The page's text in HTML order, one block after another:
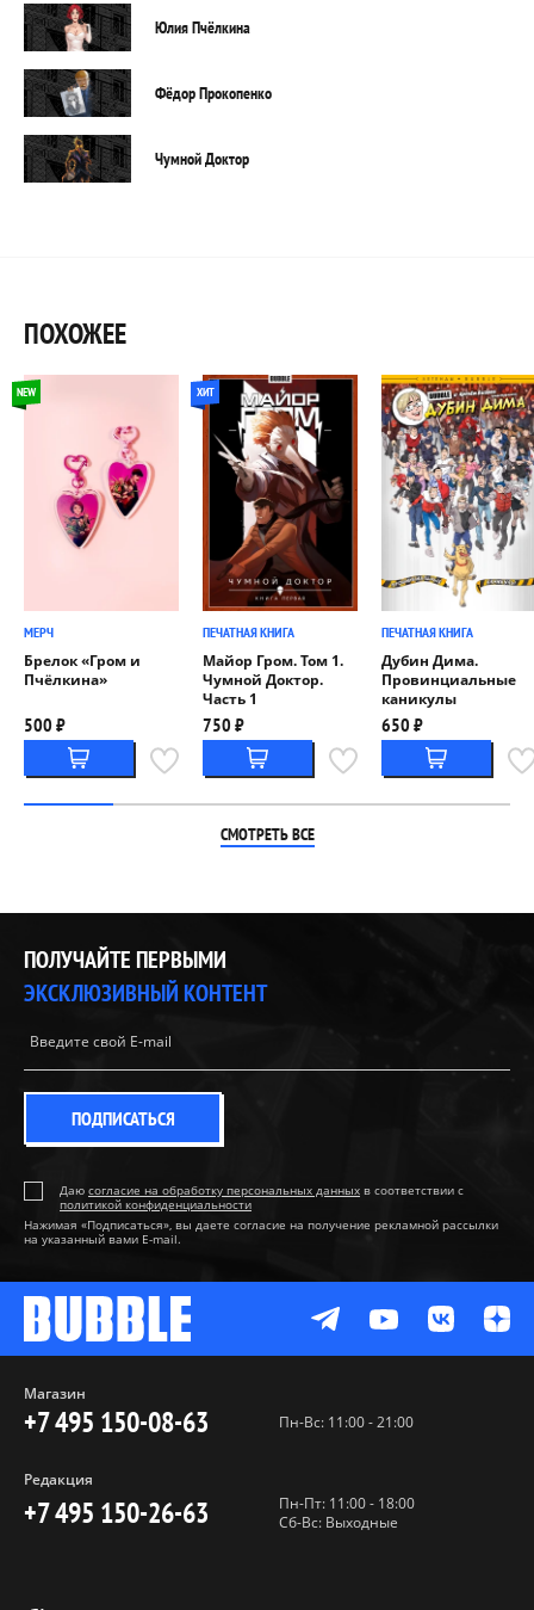
Юлия Пчёлкина
Фёдор Прокопенко
Чумной Доктор
ПОХОЖЕЕ
NEW
МЕРЧ
Брелок «Гром и
Пчёлкина»
500 ₽
ХИТ
ПЕЧАТНАЯ КНИГА
Майор Гром. Том 1.
Чумной Доктор.
Часть 1
750 ₽
ПЕЧАТНАЯ КНИГА
Дубин Дима.
Провинциальные
каникулы
650 ₽
СМОТРЕТЬ ВСЕ
ПОЛУЧАЙТЕ ПЕРВЫМИ
ЭКСКЛЮЗИВНЫЙ КОНТЕНТ
ПОДПИСАТЬСЯ
Даю согласие на обработку персональных данных в соответствии с
политикой конфиденциальности
Нажимая «Подписаться», вы даете согласие на получение рекламной рассылки
на указанный вами E-mail.
Магазин
+7 495 150-08-63 Пн-Вс: 11:00 - 21:00
Редакция
+7 495 150-26-63
Пн-Пт: 11:00 - 18:00
Сб-Вс: Выходные